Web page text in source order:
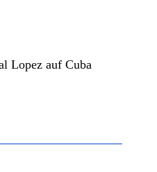
Lopez auf Cuba